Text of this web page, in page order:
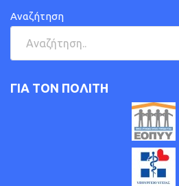
Αναζήτηση
ΓΙΑ ΤΟΝ ΠΟΛΙΤΗ